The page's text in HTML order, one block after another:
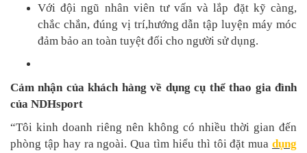
Với đội ngũ nhân viên tư vấn và lắp đặt kỹ càng,
chắc chắn, đúng vị trí,hướng dẫn tập luyện máy móc
đảm bảo an toàn tuyệt đối cho người sử dụng.
Cảm nhận của khách hàng về dụng cụ thể thao gia đình
của NDHsport
“Tôi kinh doanh riêng nên không có nhiều thời gian đến
phòng tập hay ra ngoài. Qua tìm hiểu thì tôi đặt mua dụng